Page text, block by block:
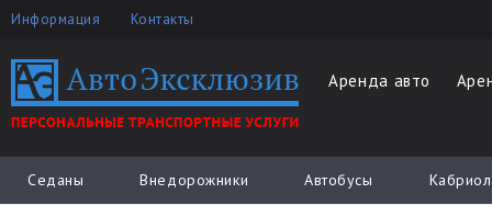
Информация Контакты
Аренда авто
Седаны Внедорожники Автобусы